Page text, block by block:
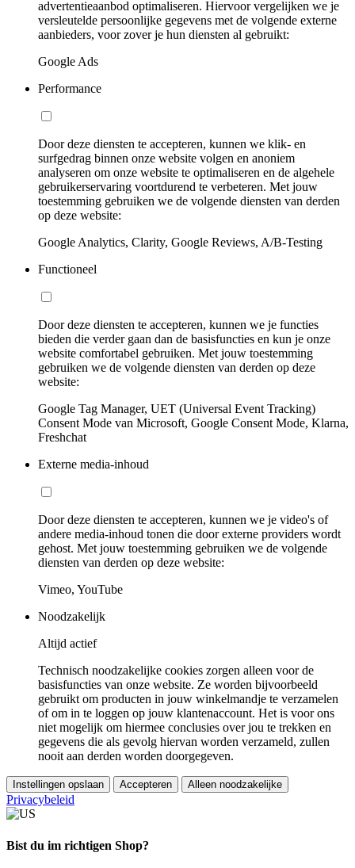
advertentieaanbod optimaliseren. Hiervoor vergelijken we je
versleutelde persoonlijke gegevens met de volgende externe
aanbieders, voor zover je hun diensten al gebruikt:
Google Ads
Performance
Door deze diensten te accepteren, kunnen we klik- en
surfgedrag binnen onze website volgen en anoniem
analyseren om onze website te optimaliseren en de algehele
gebruikerservaring voortdurend te verbeteren. Met jouw
toestemming gebruiken we de volgende diensten van derden
op deze website:
Google Analytics, Clarity, Google Reviews, A/B-Testing
Functioneel
Door deze diensten te accepteren, kunnen we je functies
bieden die verder gaan dan de basisfuncties en kun je onze
website comfortabel gebruiken. Met jouw toestemming
gebruiken we de volgende diensten van derden op deze
website:
Google Tag Manager, UET (Universal Event Tracking)
Consent Mode van Microsoft, Google Consent Mode, Klarna,
Freshchat
Externe media-inhoud
Door deze diensten te accepteren, kunnen we je video's of
andere media-inhoud tonen die door externe providers wordt
gehost. Met jouw toestemming gebruiken we de volgende
diensten van derden op deze website:
Vimeo, YouTube
Noodzakelijk
Altijd actief
Technisch noodzakelijke cookies zorgen alleen voor de
basisfuncties van onze website. Ze worden bijvoorbeeld
gebruikt om producten in jouw winkelmandje te verzamelen
of om in te loggen op jouw klantenaccount. Het is voor ons
niet mogelijk om hiermee conclusies over jou te trekken en
gegevens die als gevolg hiervan worden verzameld, zullen
nooit aan derden worden doorgegeven.
Instellingen opslaan Accepteren Alleen noodzakelijke
Privacybeleid
Bist du im richtigen Shop?